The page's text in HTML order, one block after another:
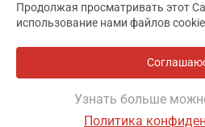
Отказ от
Продолжая просматривать этот
использование нами файлов
Узнать больше
Политика